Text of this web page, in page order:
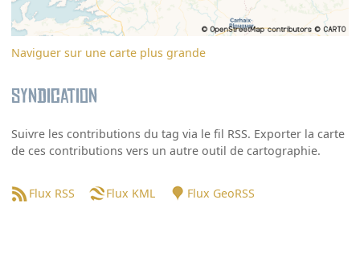
Naviguer sur une carte plus grande
Syndication
Suivre les contributions du tag via le fil RSS. Exporter la carte
de ces contributions vers un autre outil de cartographie.
Flux RSS Flux KML Flux GeoRSS